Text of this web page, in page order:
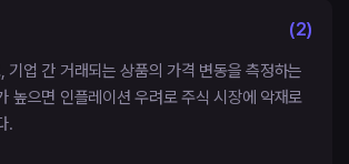
(2)
기업 간 거래되는 상품의 가격 변동을 측정하는
높으면 인플레이션 우려로 주식 시장에 악재로
.